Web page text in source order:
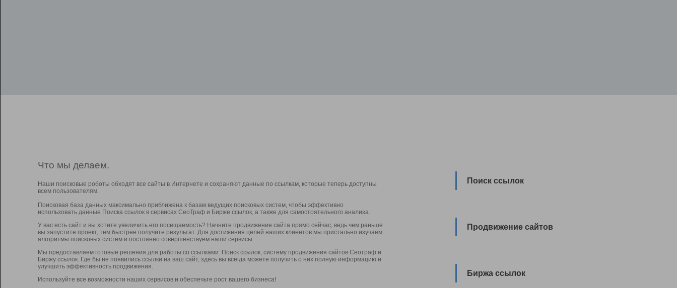
Что мы делаем.
Наши поисковые роботы обходят все сайты в Интернете и сохраняют данные по ссылкам, которые теперь доступны
всем пользователям.
Поисковая база данных максимально приближена к базам ведущих поисковых систем, чтобы эффективно
использовать данные Поиска ссылок в сервисах СеоТраф и Бирже ссылок, а также для самостоятельного анализа.
У вас есть сайт и вы хотите увеличить его посещаемость? Начните продвижение сайта прямо сейчас, ведь чем раньше
вы запустите проект, тем быстрее получите результат. Для достижения целей наших клиентов мы пристально изучаем
алгоритмы поисковых систем и постоянно совершенствуем наши сервисы.
Мы предоставляем готовые решения для работы со ссылками: Поиск ссылок, систему продвижения сайтов Сеотраф и
Биржу ссылок. Где бы не появились ссылки на ваш сайт, здесь вы всегда можете получить о них полную информацию и
улучшить эффективность продвижения.
Используйте все возможности наших сервисов и обеспечьте рост вашего бизнеса!
Поиск ссылок
Продвижение сайтов
Биржа ссылок